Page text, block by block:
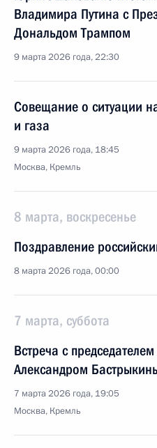
Владимира Путина с
Дональдом Трампом
9 марта 2026 года, 22:30
Совещание о ситуации
и газа
9 марта 2026 года, 18:45
Москва, Кремль
8 марта, воскресенье
Поздравление
8 марта 2026 года, 00:00
7 марта, суббота
Встреча с
Александром
7 марта 2026 года, 19:05
Москва, Кремль